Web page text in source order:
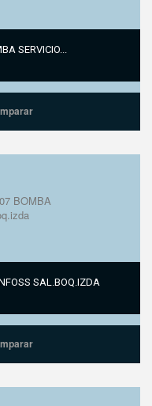
SERVICIO...
SAL.BOQ.IZDA